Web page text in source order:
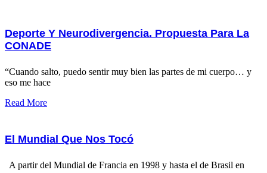
Deporte Y Neurodivergencia. Propuesta Para La
CONADE
“Cuando salto, puedo sentir muy bien las partes de mi cuerpo… y
eso me hace
Read More
El Mundial Que Nos Tocó
A partir del Mundial de Francia en 1998 y hasta el de Brasil en